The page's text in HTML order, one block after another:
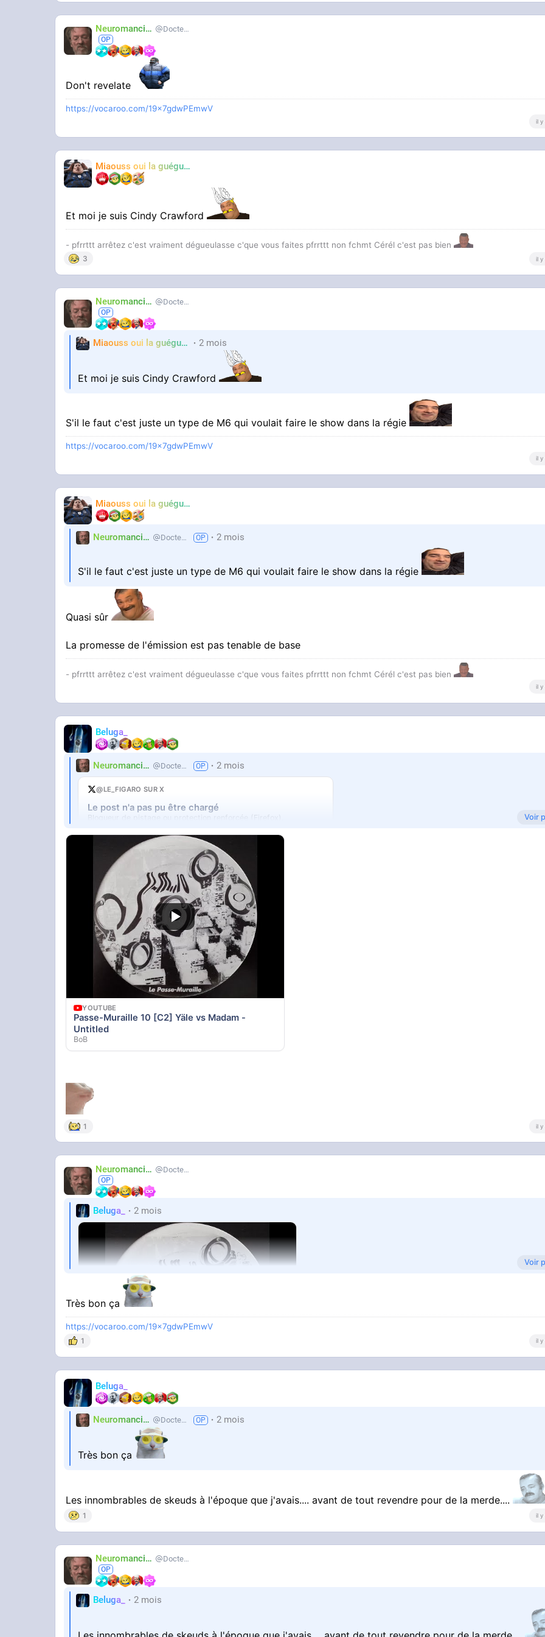
Neuromancien Docteur-Lulu
Don't revelate
https://vocaroo.com/19x7gdwPEmwV
il y
Miaouss oui la guéguérre
Et moi je suis Cindy Crawford
- pfrrttt arrêtez c'est vraiment dégueulasse c'que vous faites pfrrttt non fchmt Cérél c'est pas bien
3 il y
Neuromancien Docteur-Lulu
Miaouss oui la guéguérre TF6
2 mois
Et moi je suis Cindy Crawford
S'il le faut c'est juste un type de M6 qui voulait faire le show dans la régie
https://vocaroo.com/19x7gdwPEmwV
il y
Miaouss oui la guéguérre
Neuromancien Docteur-Lulu 2 mois
S'il le faut c'est juste un type de M6 qui voulait faire le show dans la régie
Quasi sûr
La promesse de l'émission est pas tenable de base
- pfrrttt arrêtez c'est vraiment dégueulasse c'que vous faites pfrrttt non fchmt Cérél c'est pas bien
il y
Beluga_
Neuromancien Docteur-Lulu 2 mois
@LE_FIGARO SUR X
Le post n'a pas pu être chargé
Bloqueur de pistage ou protection renforcée (Firefox).
Ouvrir sur X↗
Aurait il des remords ?
Ou juste marre de se cacher ?
Voir
YOUTUBE
Passe-Muraille 10 [C2] Yäle vs Madam -
Untitled
BoB
1 il y
Neuromancien Docteur-Lulu
Beluga_ 2 mois
YOUTUBE
Passe-Muraille 10 [C2] Yäle vs Madam -
Untitled
BoB
Voir
Très bon ça
https://vocaroo.com/19x7gdwPEmwV
1 il y
Beluga_
Neuromancien Docteur-Lulu 2 mois
Très bon ça
Les innombrables de skeuds à l'époque que j'avais.... avant de tout revendre pour de la merde....
1 il y
Neuromancien Docteur-Lulu
Beluga_ 2 mois